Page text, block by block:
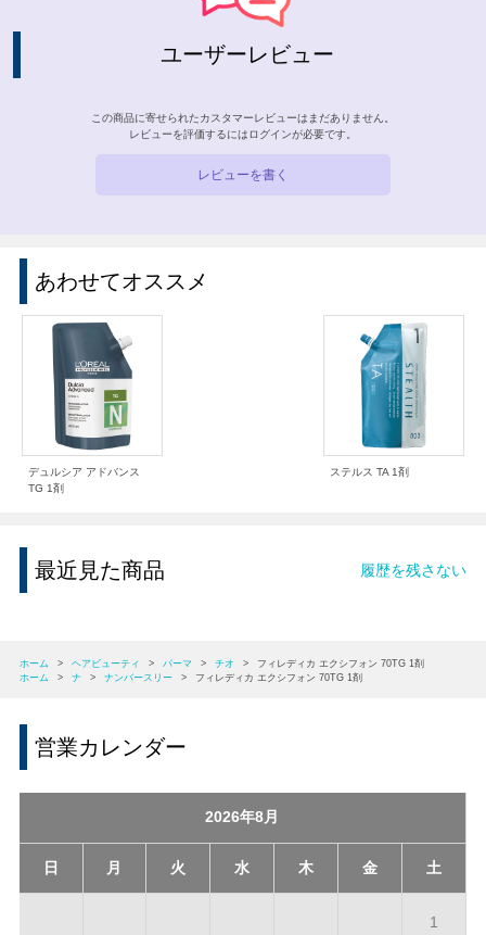
ユーザーレビュー
この商品に寄せられたカスタマーレビューはまだありません。
レビューを評価するには ログインが必要です。
レビューを書く
あわせてオススメ
デュルシア アドバンス
TG 1剤
ステルス TA 1剤
最近見た商品 履歴を残さない
ホーム > ヘアビューティ > パーマ > チオ >
フィレディカ エクシフォン 70TG 1剤
ホーム
> ナ > ナンバースリー > フィレディカ エクシフォン 70TG 1剤
営業カレンダー
2026年8月
日 月 火 水 木 金 土
1